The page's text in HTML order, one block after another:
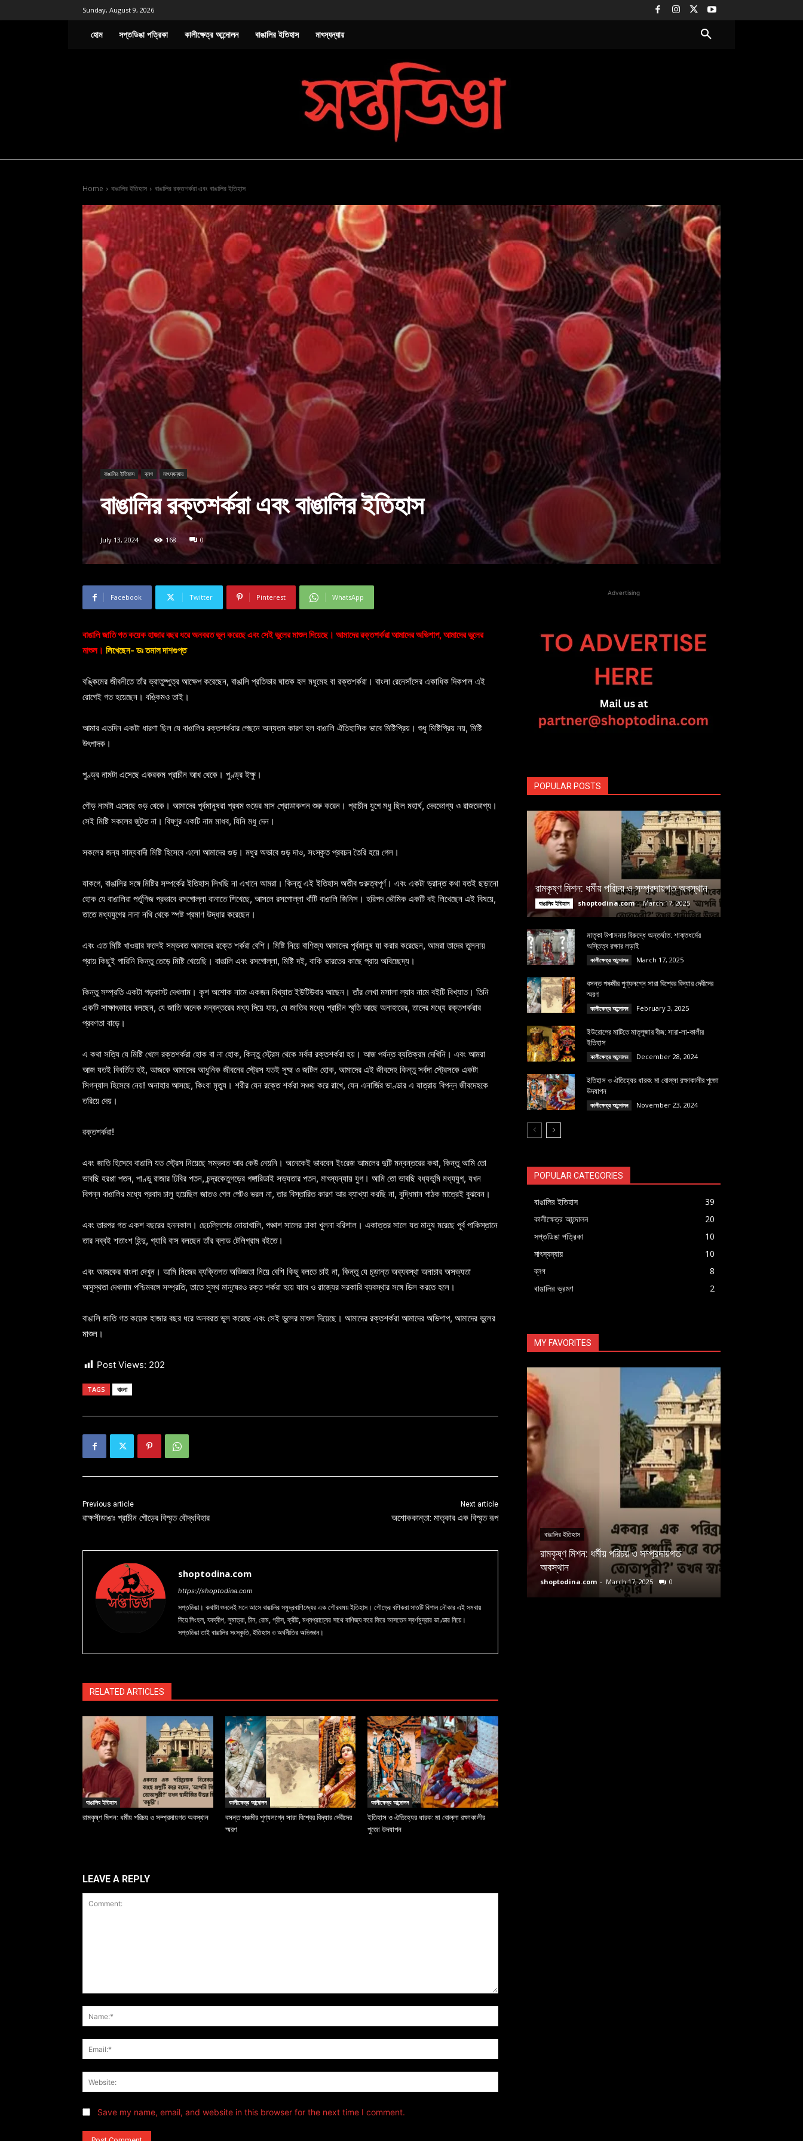
Sunday, August 9, 2026
হোম সপ্তডিঙা পত্রিকা কালীক্ষেত্র আন্দোলন বাঙালির ইতিহাস মাৎস্যন্যায়
Home বাঙালির ইতিহাস বাঙালির রক্তশর্করা এবং বাঙালির ইতিহাস
বাঙালির ইতিহাস ব্লগ মাৎস্যন্যায়
বাঙালির রক্তশর্করা এবং বাঙালির ইতিহাস
July 13, 2024 168 0
Facebook Twitter Pinterest WhatsApp
বাঙালি জাতি গত কয়েক হাজার বছর ধরে অনবরত ভুল করেছে এবং সেই ভুলের মাশুল দিয়েছে। আমাদের রক্তশর্করা আমাদের অভিশাপ, আমাদের ভুলের
মাশুল। লিখেছেন- ডঃ তমাল দাশগুপ্ত
বঙ্কিমের জীবনীতে তাঁর ভ্রাতুষ্পুত্র আক্ষেপ করেছেন, বাঙালি প্রতিভার ঘাতক হল মধুমেহ বা রক্তশর্করা। বাংলা রেনেসাঁসের একাধিক দিকপাল এই
রোগেই গত হয়েছেন। বঙ্কিমও তাই।
আমার এতদিন একটা ধারণা ছিল যে বাঙালির রক্তশর্করার পেছনে অন্যতম কারণ হল বাঙালি ঐতিহাসিক ভাবে মিষ্টিপ্রিয়। শুধু মিষ্টিপ্রিয় নয়, মিষ্টি
উৎপাদক।
পুণ্ড্র নামটা এসেছে একরকম প্রাচীন আখ থেকে। পুণ্ড্র ইক্ষু।
গৌড় নামটা এসেছে গুড় থেকে। আমাদের পূর্বমানুষরা প্রথম গুড়ের মাস প্রোডাকশন শুরু করেন। প্রাচীন যুগে মধু ছিল মহার্ঘ, দেবভোগ্য ও রাজভোগ্য।
সেই মিষ্টি সকলের জুটত না। বিষ্ণুর একটি নাম মাধব, যিনি মধু দেন।
সকলের জন্য সাম্যবাদী মিষ্টি হিসেবে এলো আমাদের গুড়। মধুর অভাবে গুড় দাও, সংস্কৃত প্রবচন তৈরি হয়ে গেল।
যাকগে, বাঙালির সঙ্গে মিষ্টির সম্পর্কের ইতিহাস লিখছি না এখানে আমরা। কিন্তু এই ইতিহাস অতীব গুরুত্বপূর্ণ। এবং একটা ভ্রান্ত কথা যতই ছড়ানো
হোক যে বাঙালিরা পর্তুগিজ প্রভাবে রসগোল্লা বানাতে শিখেছে, আসলে রসগোল্লা খাঁটি বাঙালি জিনিস। হরিপদ ভৌমিক একটি বই লিখেছেন এই বিষয়ে,
তাতে মধ্যযুগের নানা নথি থেকে স্পষ্ট প্রমাণ উদ্ধার করেছেন।
এবং এত মিষ্টি খাওয়ার ফলেই সম্ভবত আমাদের রক্তে শর্করা বেশি। মিষ্টি নিয়ে বাণিজ্য আমাদের পূর্বমানুষ যা করার করেছেন, আমরা তাদের তুলনায়
প্রায় কিছুই পারিনি কিন্তু তেড়ে মিষ্টি খেয়েছি। বাঙালি এবং রসগোল্লা, মিষ্টি দই, বাকি ভারতের কাছে প্রায় অবিচ্ছেদ্য।
কিন্তু সম্প্রতি একটা পড়কাস্ট দেখলাম। কৃশ অশোক নামে একজন বিখ্যাত ইউটিউবার আছেন। তাঁর লেখা মসালা ল্যাব নামে বইটি বিখ্যাত। তিনি
একটি সাক্ষাৎকারে বলছেন, যে জাতি অনেক মন্বন্তরের মধ্য দিয়ে যায়, যে জাতির মধ্যে প্রাচীন স্মৃতি আছে অনাহারের, তাদের মধ্যে রক্তশর্করার
প্রবণতা বাড়ে।
এ কথা সত্যি যে মিষ্টি খেলে রক্তশর্করা হোক বা না হোক, কিন্তু স্ট্রেস থেকে সর্বদা রক্তশর্করা হয়। আজ পর্যন্ত ব্যতিক্রম দেখিনি। এবং আমরা
আজ যতই বিবর্তিত হই, আজকে আমাদের আধুনিক জীবনের স্ট্রেস যতই সূক্ষ্ম ও জটিল হোক, আমাদের এই জীবদেহ কিন্তু সর্বদা স্ট্রেসকে একটা
সিগন্যাল হিসেবে নেয়! অনাহার আসছে, কিংবা মৃত্যু। শরীর যেন রক্তে শর্করা সঞ্চয় করে রাখে, যেন এনার্জির ভাণ্ডার এ যাত্রায় বিপন্ন জীবদেহকে
তরিয়ে দেয়।
রক্তশর্করা!
এবং জাতি হিসেবে বাঙালি যত স্ট্রেস নিয়েছে সম্ভবত আর কেউ নেয়নি। অনেকেই ভাববেন ইংরেজ আমলের দুটি মন্বন্তরের কথা, কিন্তু আমি তো
ভাবছি হরপ্পা পতন, পাণ্ডু রাজার ঢিবির পতন, চন্দ্রকেতুগড়ের গঙ্গারিডাই সভ্যতার পতন, মাৎস্যন্যায় যুগ। আমি তো ভাবছি বধ্যভূমি মধ্যযুগ, যখন
বিপন্ন বাঙালির মধ্যে প্রবাদ চালু হয়েছিল জাতও গেল পেটও ভরল না, তার বিস্তারিত কারণ আর ব্যাখ্যা করছি না, বুদ্ধিমান পাঠক মাত্রেই বুঝবেন।
এবং তারপর গত একশ বছরের হননকাল। ছেচল্লিশের নোয়াখালি, পঞ্চাশ সালের ঢাকা খুলনা বরিশাল। একাত্তর সালে যত মানুষ মরেছে পূর্ব পাকিস্তানে
তার নব্বই শতাংশ হিন্দু, গ্যারি বাস বলছেন তাঁর ব্লাড টেলিগ্রাম বইতে।
এবং আজকের বাংলা দেখুন। আমি নিজের ব্যক্তিগত অভিজ্ঞতা নিয়ে বেশি কিছু বলতে চাই না, কিন্তু যে চূড়ান্ত অব্যবস্থা অনাচার অসভ্যতা
অসুস্থতা দেখলাম পশ্চিমবঙ্গে সম্প্রতি, তাতে সুস্থ মানুষেরও রক্ত শর্করা হয়ে যাবে ও রাজ্যের সরকারি ব্যবস্থার সঙ্গে ডিল করতে হলে।
বাঙালি জাতি গত কয়েক হাজার বছর ধরে অনবরত ভুল করেছে এবং সেই ভুলের মাশুল দিয়েছে। আমাদের রক্তশর্করা আমাদের অভিশাপ, আমাদের ভুলের
মাশুল।
Post Views: 202
TAGS বাংলা
Previous article
রাক্ষসীডাঙাঃ প্রাচীন গৌড়ের বিস্মৃত বৌদ্ধবিহার
Next article
অশোককান্তা: মাতৃকার এক বিস্মৃত রূপ
shoptodina.com
https://shoptodina.com
সপ্তডিঙা। কথাটা শুনলেই মনে আসে বাঙালির সমুদ্রবাণিজ্যের এক গৌরবময় ইতিহাস। গৌড়ের বণিকরা সাতটি বিশাল নৌকার এই সমবায়
নিয়ে সিংহল, যবদ্বীপ, সুমাত্রা, চীন, রোম, গ্রীস, ক্রীট, মধ্যপ্রাচ্যের সাথে বাণিজ্য করে ফিরে আসতেন স্বর্ণমুদ্রার ভাণ্ডার নিয়ে।
সপ্তডিঙা তাই বাঙালির সংস্কৃতি, ইতিহাস ও অর্থনীতির অভিজ্ঞান।
RELATED ARTICLES
বাঙালির ইতিহাস
রামকৃষ্ণ মিশন: ধর্মীয় পরিচয় ও সম্প্রদায়গত অবস্থান
কালীক্ষেত্র আন্দোলন
বসন্ত পঞ্চমীর পুণ্যলগ্নে সারা বিশ্বের বিদ্যার দেবীদের
স্মরণ
কালীক্ষেত্র আন্দোলন
ইতিহাস ও ঐতিহ্যের ধারক: মা বোল্লা রক্ষাকালীর
পুজো উদযাপন
LEAVE A REPLY
Save my name, email, and website in this browser for the next time I comment.
Advertising
POPULAR POSTS
রামকৃষ্ণ মিশন: ধর্মীয় পরিচয় ও সম্প্রদায়গত অবস্থান
বাঙালির ইতিহাস shoptodina.com - March 17, 2025
মাতৃকা উপাসনার বিরুদ্ধে অন্তর্ঘাত: শাক্তধর্মের
অস্তিত্ব রক্ষার লড়াই
কালীক্ষেত্র আন্দোলন March 17, 2025
বসন্ত পঞ্চমীর পুণ্যলগ্নে সারা বিশ্বের বিদ্যার দেবীদের
স্মরণ
কালীক্ষেত্র আন্দোলন February 3, 2025
ইউরোপের মাটিতে মাতৃপূজার বীজ: সারা-লা-কালীর
ইতিহাস
কালীক্ষেত্র আন্দোলন December 28, 2024
ইতিহাস ও ঐতিহ্যের ধারক: মা বোল্লা রক্ষাকালীর পুজো
উদযাপন
কালীক্ষেত্র আন্দোলন November 23, 2024
POPULAR CATEGORIES
বাঙালির ইতিহাস
39
কালীক্ষেত্র আন্দোলন
20
সপ্তডিঙা পত্রিকা
10
মাৎস্যন্যায়
10
ব্লগ
8
বাঙালির ভ্রমণ
2
MY FAVORITES
বাঙালির ইতিহাস
রামকৃষ্ণ মিশন: ধর্মীয় পরিচয় ও সম্প্রদায়গত
অবস্থান
shoptodina.com - March 17, 2025 0